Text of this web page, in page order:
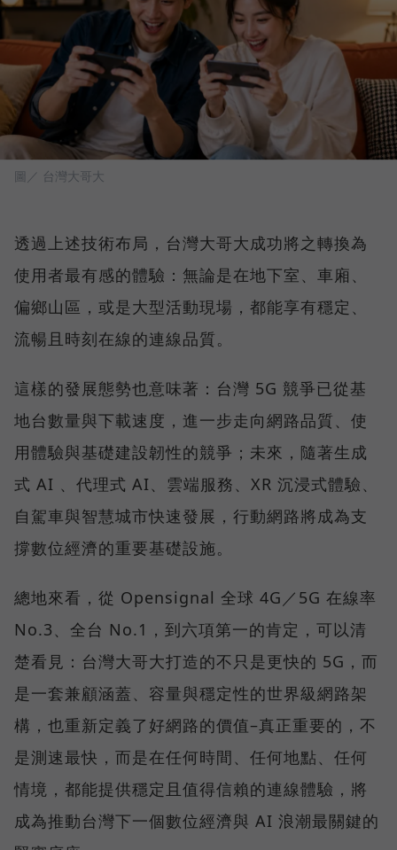
圖／ 台灣大哥大
透過上述技術布局，台灣大哥大成功將之轉換為
使用者最有感的體驗：無論是在地下室、車廂、
偏鄉山區，或是大型活動現場，都能享有穩定、
流暢且時刻在線的連線品質。
這樣的發展態勢也意味著：台灣 5G 競爭已從基
地台數量與下載速度，進一步走向網路品質、使
用體驗與基礎建設韌性的競爭；未來，隨著生成
式 AI 、代理式 AI、雲端服務、XR 沉浸式體驗、
自駕車與智慧城市快速發展，行動網路將成為支
撐數位經濟的重要基礎設施。
總地來看，從 Opensignal 全球 4G／5G 在線率
No.3、全台 No.1，到六項第一的肯定，可以清
楚看見：台灣大哥大打造的不只是更快的 5G，而
是一套兼顧涵蓋、容量與穩定性的世界級網路架
構，也重新定義了好網路的價值–真正重要的，不
是測速最快，而是在任何時間、任何地點、任何
情境，都能提供穩定且值得信賴的連線體驗，將
成為推動台灣下一個數位經濟與 AI 浪潮最關鍵的